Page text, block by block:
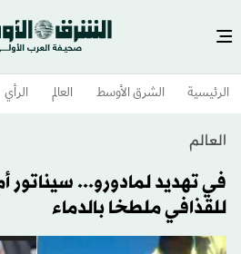
الرئيسية الشرق الأوسط​ العالم الرأي
العالم
في تهديد لمادورو...
للقذافي ملطخا بالدماء